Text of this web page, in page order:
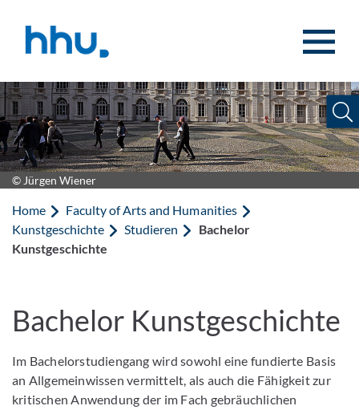
© Jürgen Wiener
Home
Faculty of Arts and Humanities
Kunstgeschichte
Studieren
Bachelor
Kunstgeschichte
Bachelor Kunstgeschichte
Im Bachelorstudiengang wird sowohl eine fundierte Basis
an Allgemeinwissen vermittelt, als auch die Fähigkeit zur
kritischen Anwendung der im Fach gebräuchlichen